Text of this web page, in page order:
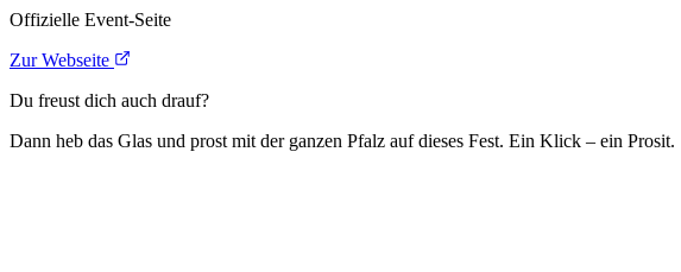
Offizielle Event-Seite
Zur Webseite
Du freust dich auch drauf?
Dann heb das Glas und prost mit der ganzen Pfalz auf dieses Fest. Ein Klick – ein Prosit.